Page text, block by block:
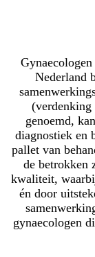
Nederland
(verdenking
genoemd,
diagnostiek en
pallet van
de betrokken
kwaliteit,
én door
gynaecologen